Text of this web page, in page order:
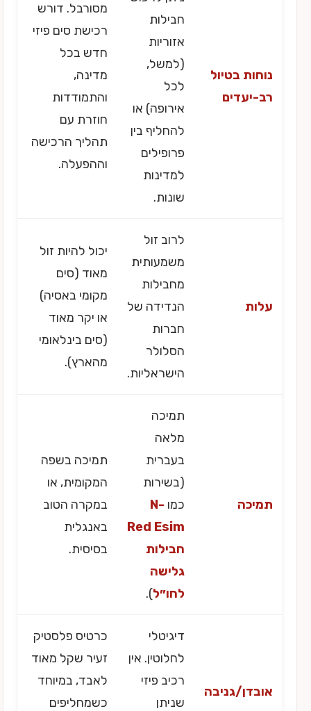
נוחות בטיול
רב-יעדים
חבילות
אזוריות
(למשל,
לכל
אירופה) או
להחליף בין
פרופילים
למדינות
שונות.
מסורבל. דורש
רכישת סים פיזי
חדש בכל
מדינה,
והתמודדות
חוזרת עם
תהליך הרכישה
וההפעלה.
עלות
לרוב זול
משמעותית
מחבילות
הנדידה של
חברות
הסלולר
הישראליות.
יכול להיות זול
מאוד (סים
מקומי באסיה)
או יקר מאוד
(סים בינלאומי
מהארץ).
תמיכה
תמיכה
מלאה
בעברית
(בשירות
כמו N-
Red Esim
חבילות
גלישה
לחו״ל).
תמיכה בשפה
המקומית, או
במקרה הטוב
באנגלית
בסיסית.
אובדן/גניבה
דיגיטלי
לחלוטין. אין
רכיב פיזי
שניתן
כרטיס פלסטיק
זעיר שקל מאוד
לאבד, במיוחד
כשמחליפים